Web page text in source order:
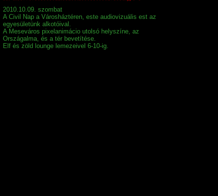
2010.10.09. szombat
A Civil Nap a Városháztéren, este audiovizuális est az
egyesületünk alkotóival.
A Meseváros pixelanimácio utolsó helyszíne, az
Országalma, és a tér bevetítése.
Elf és zöld lounge lemezeivel 6-10-ig.